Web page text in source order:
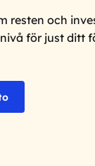
resten och
för just ditt